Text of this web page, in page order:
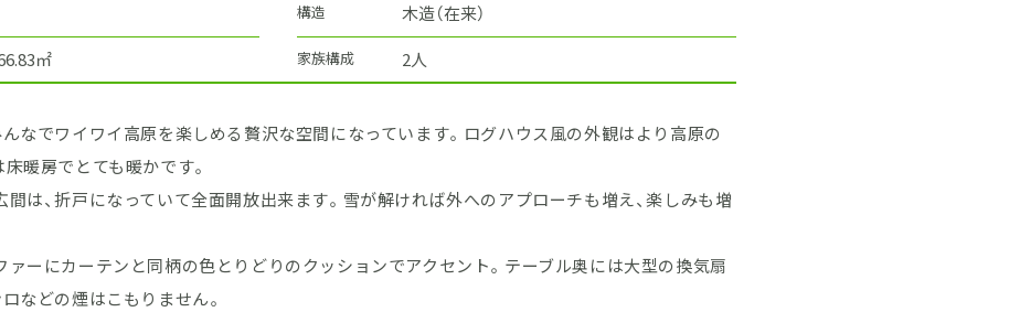
構造 木造（在来）
㎡ 家族構成 2人
なでワイワイ高原を楽しめる贅沢な空間になっています。ログハウス風の外観はより高原の
暖房でとても暖かです。
は、折戸になっていて全面開放出来ます。雪が解ければ外へのアプローチも増え、楽しみも増
ァーにカーテンと同柄の色とりどりのクッションでアクセント。テーブル奥には大型の換気扇
などの煙はこもりません。